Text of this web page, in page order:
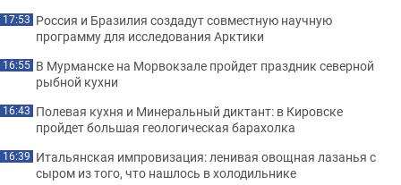
17:53 Россия и Бразилия создадут совместную научную
программу для исследования Арктики
16:55 В Мурманске на Морвокзале пройдет праздник северной
рыбной кухни
16:43 Полевая кухня и Минеральный диктант: в Кировске
пройдет большая геологическая барахолка
16:39 Итальянская импровизация: ленивая овощная лазанья с
сыром из того, что нашлось в холодильнике